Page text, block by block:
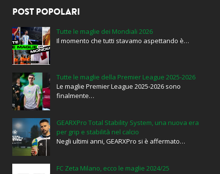
POST POPOLARI
Tutte le maglie dei Mondiali 2026
Il momento che tutti stavamo aspettando è…
Tutte le maglie della Premier League 2025-2026
Le maglie Premier League 2025-2026 sono
finalmente…
GEARXPro Total Stability System, una nuova era
per grip e stabilità nel calcio
Negli ultimi anni, GEARXPro si è affermato…
FC Zeta Milano, ecco le maglie 2024/25